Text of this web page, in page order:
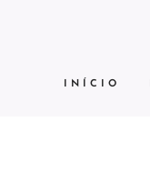
INÍCIO